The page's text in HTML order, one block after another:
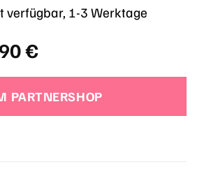
€
€Aktueller
ist:
69,90 €.
verfügbar, 1-3 Werktage
PARTNERSHOP